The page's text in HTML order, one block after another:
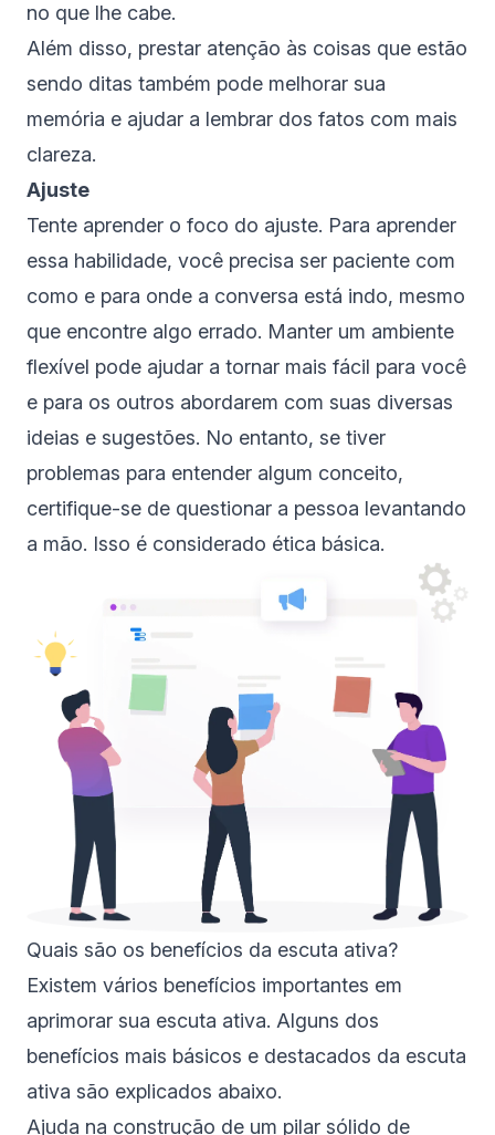
no que lhe cabe.
Além disso, prestar atenção às coisas que estão
sendo ditas também pode melhorar sua
memória e ajudar a lembrar dos fatos com mais
clareza.
Ajuste
Tente aprender o foco do ajuste. Para aprender
essa habilidade, você precisa ser paciente com
como e para onde a conversa está indo, mesmo
que encontre algo errado. Manter um ambiente
flexível pode ajudar a tornar mais fácil para você
e para os outros abordarem com suas diversas
ideias e sugestões. No entanto, se tiver
problemas para entender algum conceito,
certifique-se de questionar a pessoa levantando
a mão. Isso é considerado ética básica.
Quais são os benefícios da escuta ativa?
Existem vários benefícios importantes em
aprimorar sua escuta ativa. Alguns dos
benefícios mais básicos e destacados da escuta
ativa são explicados abaixo.
Ajuda na construção de um pilar sólido de